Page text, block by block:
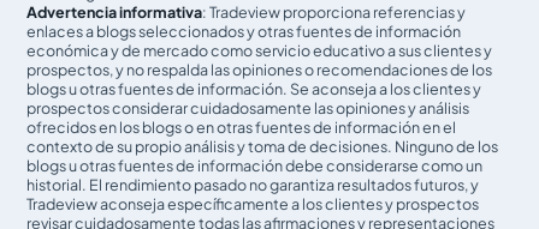
Advertencia informativa: Tradeview proporciona referencias y
enlaces a blogs seleccionados y otras fuentes de información
económica y de mercado como servicio educativo a sus clientes y
prospectos, y no respalda las opiniones o recomendaciones de los
blogs u otras fuentes de información. Se aconseja a los clientes y
prospectos considerar cuidadosamente las opiniones y análisis
ofrecidos en los blogs o en otras fuentes de información en el
contexto de su propio análisis y toma de decisiones. Ninguno de los
blogs u otras fuentes de información debe considerarse como un
historial. El rendimiento pasado no garantiza resultados futuros, y
Tradeview aconseja específicamente a los clientes y prospectos
revisar cuidadosamente todas las afirmaciones y representaciones